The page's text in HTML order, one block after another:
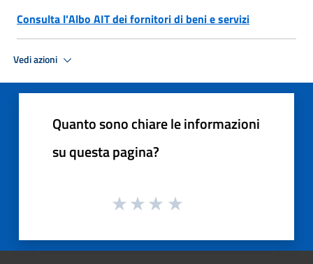
Consulta l'Albo AIT dei fornitori di beni e servizi
Vedi azioni
Quanto sono chiare le informazioni
su questa pagina?